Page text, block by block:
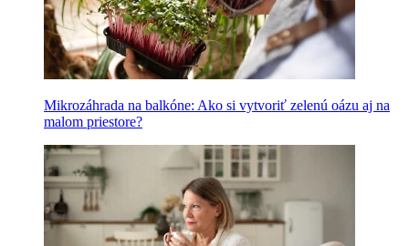
Mikrozáhrada na balkóne: Ako si vytvoriť zelenú oázu aj na
malom priestore?